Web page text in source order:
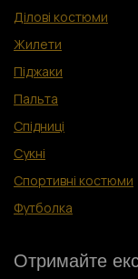
Ділові костюми
Жилети
Піджаки
Пальта
Спідниці
Сукні
Спортивні костюми
Футболка
Отримайте